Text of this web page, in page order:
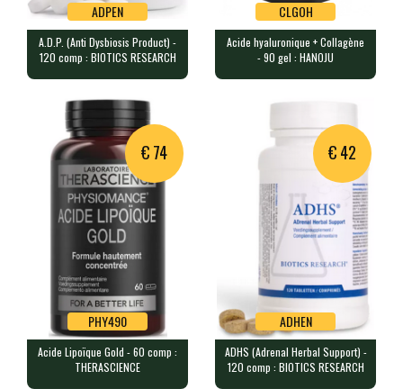
ADPEN
120 comprimés contenant 50mg d…
ADPEN
A.D.P. (Anti Dysbiosis Product) -
120 comp : BIOTICS RESEARCH
CLGOH
90 gélules contenant 250 mg d'…
CLGOH
Acide hyaluronique + Collagène
- 90 gel : HANOJU
€ 74
PHY490
PHY490
Acide Lipoïque Gold - 60 comp :
THERASCIENCE
€ 42
ADHEN
ADHEN
ADHS (Adrenal Herbal Support) -
120 comp : BIOTICS RESEARCH